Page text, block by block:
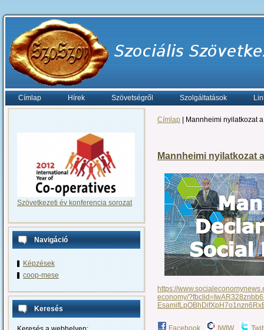
Címlap Hírek Szövetségről Szolgáltatások
Szövetkezeti év konferencia sorozat
Navigáció
Képzések
coop-mese
Keresés
Címlap | Mannheimi nyilatkozat
Mannheimi nyilatkozat
https://
economy/
Facebook IWIW